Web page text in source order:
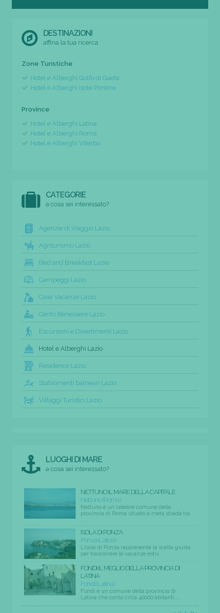
DESTINAZIONI
affina la tua ricerca
Zone Turistiche
Hotel e Alberghi Golfo di Gaeta
Hotel e Alberghi Isole Pontine
Province
Hotel e Alberghi Latina
Hotel e Alberghi Roma
Hotel e Alberghi Viterbo
CATEGORIE
a cosa sei interessato?
Agenzie di Viaggio Lazio
Agriturismo Lazio
Bed and Breakfast Lazio
Campeggi Lazio
Case Vacanze Lazio
Centri Benessere Lazio
Escursioni e Divertimenti Lazio
Hotel e Alberghi Lazio
Residence Lazio
Stabilimenti balneari Lazio
Villaggi Turistici Lazio
LUOGHI DI MARE
a cosa sei interessato?
NETTUNO IL MARE DELLA CAPITALE
Nettuno (Roma)
Nettuno è un celebre comune della
provincia di Roma situato a metà strada tra
...
ISOLA DI PONZA
Ponza (Latina)
L’isola di Ponza rappresenta la scelta giusta
per trascorrere le vacanze estiv...
FONDI IL MEGLIO DELLA PROVINCIA DI
LATINA
Fondi (Latina)
Fondi è un comune della provincia di
Latina che conta circa 40000 abitanti....